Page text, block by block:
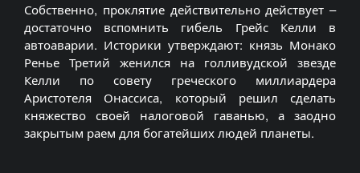
Собственно, проклятие действительно действует –
достаточно вспомнить гибель Грейс Келли в
автоаварии. Историки утверждают: князь Монако
Ренье Третий женился на голливудской звезде
Келли по совету греческого миллиардера
Аристотеля Онассиса, который решил сделать
княжество своей налоговой гаванью, а заодно
закрытым раем для богатейших людей планеты.